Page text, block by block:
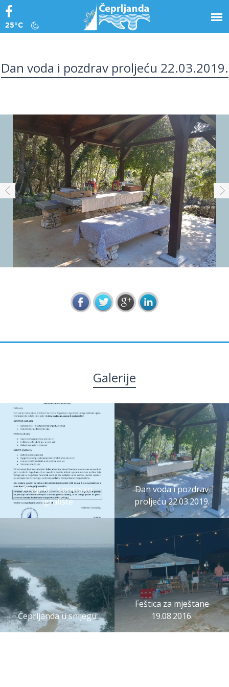
25°C
Dan voda i pozdrav proljeću 22.03.2019.
Galerije
Projekt - sportsko
igralište
Dan voda i pozdrav
proljeću 22.03.2019.
Čeprljanda u snijegu
Feštica za mještane
19.08.2016.